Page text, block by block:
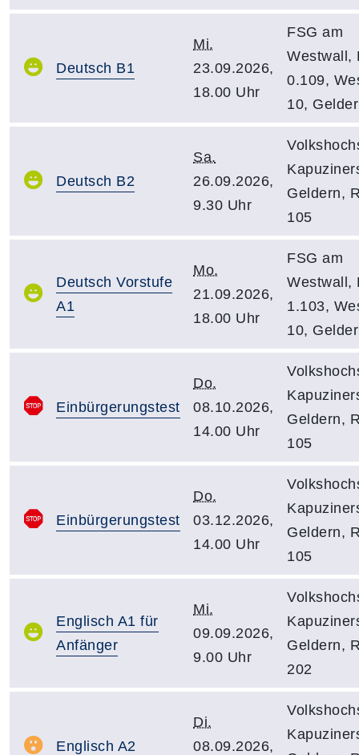
Deutsch B1
Mi.
23.09.2026,
18.00 Uhr
FSG am
Westwall,
0.109,
10,
Deutsch B2
Sa.
26.09.2026,
9.30 Uhr
Geldern,
105
Deutsch Vorstufe
A1
Mo.
21.09.2026,
18.00 Uhr
FSG am
Westwall,
1.103,
10,
Einbürgerungstest
Do.
08.10.2026,
14.00 Uhr
Geldern,
105
Einbürgerungstest
Do.
03.12.2026,
14.00 Uhr
Geldern,
105
Englisch A1 für
Anfänger
Mi.
09.09.2026,
9.00 Uhr
Geldern,
202
Englisch A2
Di.
08.09.2026,